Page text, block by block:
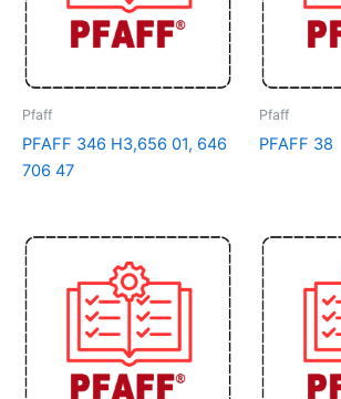
Pfaff
PFAFF 346 H3,656 01, 646
706 47
Pfaff
PFAFF 38